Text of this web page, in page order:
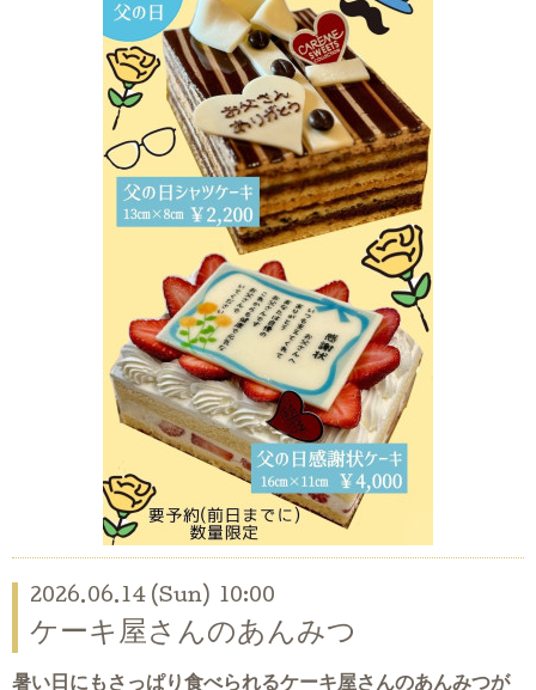
2026.06.14 (Sun) 10:00
ケーキ屋さんのあんみつ
暑い日にもさっぱり食べられるケーキ屋さんのあんみつが